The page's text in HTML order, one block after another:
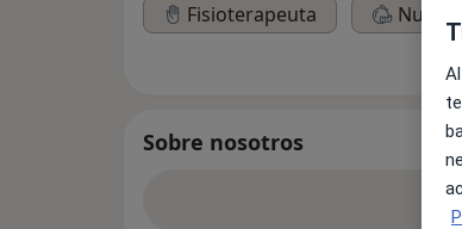
Fisioterapeuta
Sobre nosotros